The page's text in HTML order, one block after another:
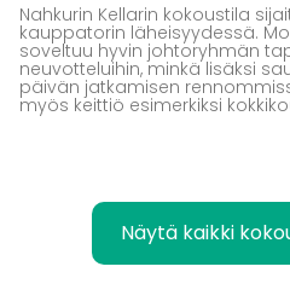
Nahkurin Kellarin kokoustila
kauppatorin läheisyydessä.
soveltuu hyvin johtoryhmän
neuvotteluihin, minkä lisäksi
päivän jatkamisen
myös keittiö esimerkiksi
Näytä kaikki